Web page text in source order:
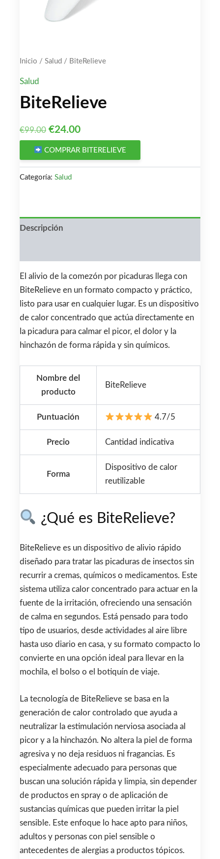
Inicio / Salud / BiteRelieve
Salud
BiteRelieve
€99.00 El
precio
original
era:
€24.00El
precio
actual
COMPRAR BITERELIEVE
Categoría: Salud
Descripción
El alivio de la comezón por picaduras llega con
BiteRelieve en un formato compacto y práctico,
listo para usar en cualquier lugar. Es un dispositivo
de calor concentrado que actúa directamente en
la picadura para calmar el picor, el dolor y la
hinchazón de forma rápida y sin químicos.
Nombre del
producto
BiteRelieve
Puntuación 4.7/5
Precio Cantidad indicativa
Forma
Dispositivo de calor
reutilizable
¿Qué es BiteRelieve?
BiteRelieve es un dispositivo de alivio rápido
diseñado para tratar las picaduras de insectos sin
recurrir a cremas, químicos o medicamentos. Este
sistema utiliza calor concentrado para actuar en la
fuente de la irritación, ofreciendo una sensación
de calma en segundos. Está pensado para todo
tipo de usuarios, desde actividades al aire libre
hasta uso diario en casa, y su formato compacto lo
convierte en una opción ideal para llevar en la
mochila, el bolso o el botiquín de viaje.
La tecnología de BiteRelieve se basa en la
generación de calor controlado que ayuda a
neutralizar la estimulación nerviosa asociada al
picor y a la hinchazón. No altera la piel de forma
agresiva y no deja residuos ni fragancias. Es
especialmente adecuado para personas que
buscan una solución rápida y limpia, sin depender
de productos en spray o de aplicación de
sustancias químicas que pueden irritar la piel
sensible. Este enfoque lo hace apto para niños,
adultos y personas con piel sensible o
antecedentes de alergias a productos tópicos.